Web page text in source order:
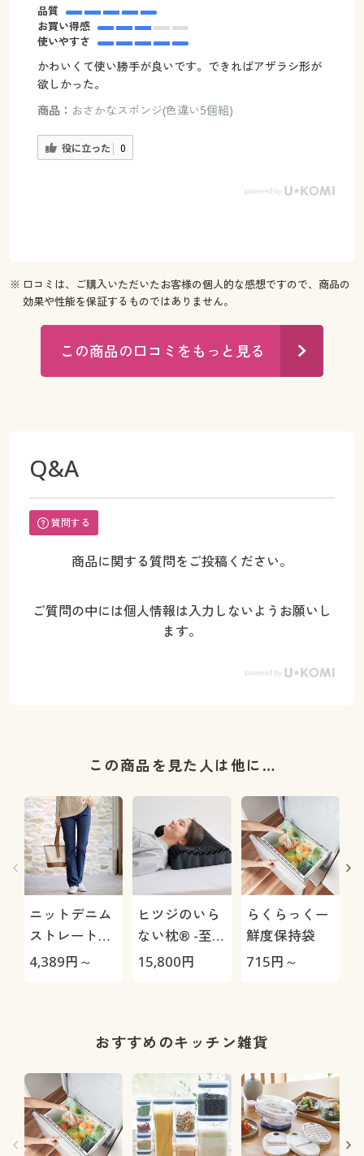
品質
お買い得感
使いやすさ
かわいくて使い勝手が良いです。できればアザラシ形が
欲しかった。
商品： おさかなスポンジ(色違い5個組)
役に立った 0
※ 口コミは、ご購入いただいたお客様の個人的な感想ですので、商品の
効果や性能を保証するものではありません。
この商品の口コミをもっと見る
Q&A
質問する
商品に関する質問をご投稿ください。
ご質問の中には個人情報は入力しないようお願いし
ます。
この商品を見た人は他に…
ニットデニム
ストレートパ
ンツ(スマート
わらか・選べ
ス・洗濯機
OK・1年中は
ける)
4,389円～
ヒツジのいら
ない枕® -至
極-
15,800円
らくらっくー
鮮度保持袋
715円～
おすすめのキッチン雑貨